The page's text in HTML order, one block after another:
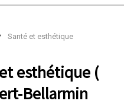
Santé et esthétique
esthétique (
Bellarmin